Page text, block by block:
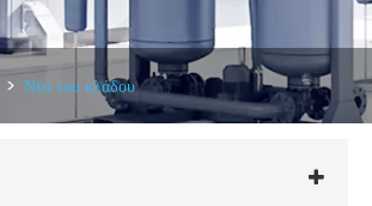
Νέα του κλάδου